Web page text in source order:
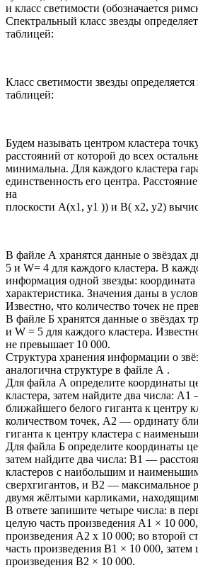
и класс светимости (обозначается
Спектральный класс звезды
таблицей:
Класс светимости звезды определяется
таблицей:
Будем называть центром кластера
расстояний от которой до всех
минимальна. Для каждого кластера
единственность его центра.
на
плоскости А(х1, у1 )) и В( х2, y2)
В файле А хранятся данные о звёздах
5 и W= 4 для каждого кластера. В
информация одной звезды: координата
характеристика. Значения даны в
Известно, что количество точек не
В файле Б хранятся данные о звёздах
и W = 5 для каждого кластера.
не превышает 10 000.
Структура хранения информации о
аналогична структуре в файле А .
Для файла А определите координаты
кластера, затем найдите два числа:
ближайшего белого гиганта к центру
количеством точек, А2 — ординату
гиганта к центру кластера с
Для файла Б определите координаты
затем найдите два числа: В1 —
кластеров с наибольшим и
сверхгигантов, и В2 — максимальное
двумя жёлтыми карликами,
В ответе запишите четыре числа: в
целую часть произведения А1 × 10
произведения А2 х 10 000; во второй
часть произведения В1 × 10 000, затем
произведения В2 × 10 000.